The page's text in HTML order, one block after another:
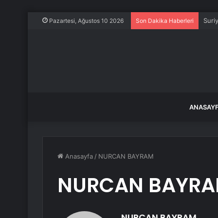
Pazartesi, Ağustos 10 2026 Son Dakika Haberleri
Anasayfa / NURCAN BAYRAM
NURCAN